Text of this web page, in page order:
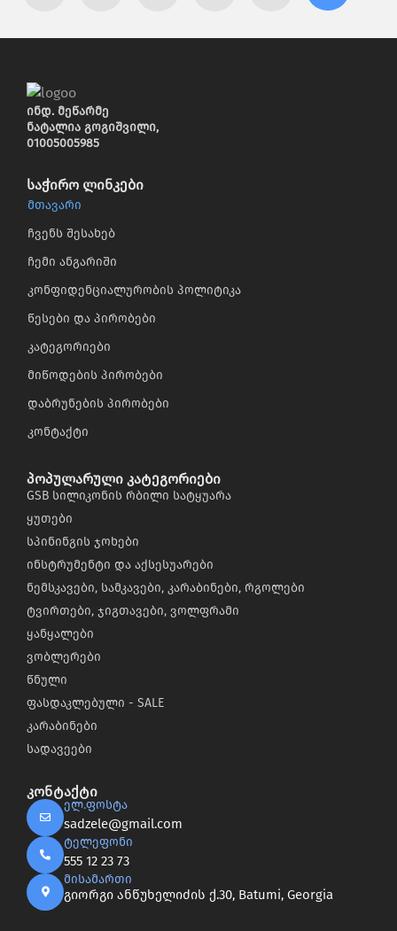
ინდ. მეწარმე
ნატალია გოგიშვილი,
01005005985
საჭირო ლინკები
მთავარი
ჩვენს შესახებ
ჩემი ანგარიში
კონფიდენციალურობის პოლიტიკა
წესები და პირობები
კატეგორიები
მიწოდების პირობები
დაბრუნების პირობები
კონტაქტი
პოპულარული კატეგორიები
GSB სილიკონის რბილი სატყუარა
ყუთები
სპინინგის ჯოხები
ინსტრუმენტი და აქსესუარები
ნემსკავები, სამკავები, კარაბინები, რგოლები
ტვირთები, ჯიგთავები, ვოლფრამი
ყანყალები
ვობლერები
წნული
ფასდაკლებული - SALE
კარაბინები
სადავეები
კონტაქტი
ელ.ფოსტა
sadzele@gmail.com
ტელეფონი
555 12 23 73
მისამართი
გიორგი ანწუხელიძის ქ.30, Batumi, Georgia